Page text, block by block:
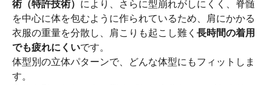
術（特許技術） により、さらに型崩れがしにくく、脊髄
を中心に体を包むように作られているため、肩にかかる
衣服の重量を分散し、肩こりも起こし難く 長時間の着用
でも疲れにくいです。
体型別の立体パターンで、どんな体型にもフィットしま
す。